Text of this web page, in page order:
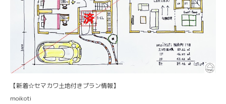
【新着☆セマカワ土地付きプラン情報】
moikoti